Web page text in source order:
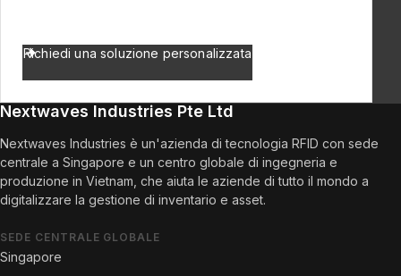
Richiedi una soluzione personalizzata
Nextwaves Industries Pte Ltd
Nextwaves Industries è un'azienda di tecnologia RFID con sede
centrale a Singapore e un centro globale di ingegneria e
produzione in Vietnam, che aiuta le aziende di tutto il mondo a
digitalizzare la gestione di inventario e asset.
SEDE CENTRALE GLOBALE
Singapore